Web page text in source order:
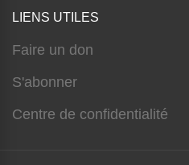
LIENS UTILES
Faire un don
S'abonner
Centre de confidentialité